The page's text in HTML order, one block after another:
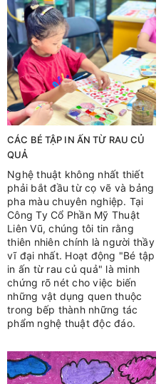
CÁC BÉ TẬP IN ẤN TỪ RAU CỦ
QUẢ
Nghệ thuật không nhất thiết
phải bắt đầu từ cọ vẽ và bảng
pha màu chuyên nghiệp. Tại
Công Ty Cổ Phần Mỹ Thuật
Liên Vũ, chúng tôi tin rằng
thiên nhiên chính là người thầy
vĩ đại nhất. Hoạt động "Bé tập
in ấn từ rau củ quả" là minh
chứng rõ nét cho việc biến
những vật dụng quen thuộc
trong bếp thành những tác
phẩm nghệ thuật độc đáo.